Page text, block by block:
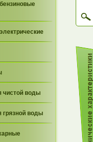
чистой воды
воды